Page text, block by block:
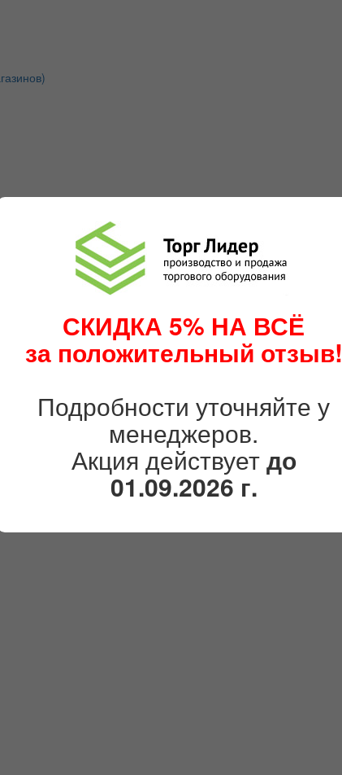
СКИДКА 5% НА ВСЁ
за положительный отзыв!
Подробности уточняйте у
менеджеров.
Акция действуетдо
01.09.2026 г.
(Press Wall)